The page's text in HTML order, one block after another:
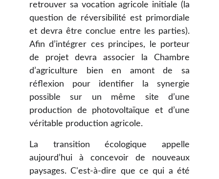
La transition écologique appelle
aujourd’hui à concevoir de nouveaux
paysages. C'est-à-dire que ce qui a été
retrouver sa vocation agricole initiale (la
question de réversibilité est primordiale
et devra être conclue entre les parties).
Afin d’intégrer ces principes, le porteur
de projet devra associer la Chambre
d’agriculture bien en amont de sa
réflexion pour identifier la synergie
possible sur un même site d’une
production de photovoltaïque et d’une
véritable production agricole.